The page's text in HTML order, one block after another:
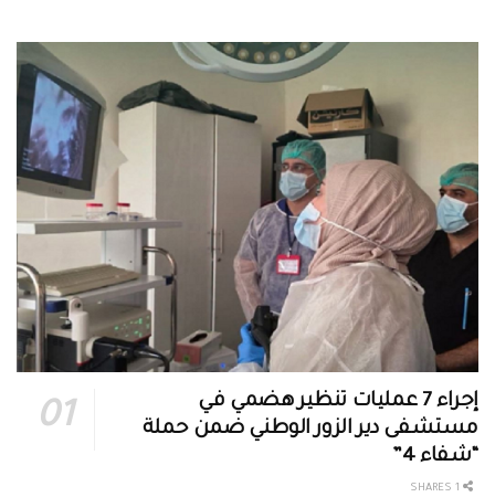
إجراء 7 عمليات تنظير هضمي في
مستشفى دير الزور الوطني ضمن حملة
“شفاء 4”